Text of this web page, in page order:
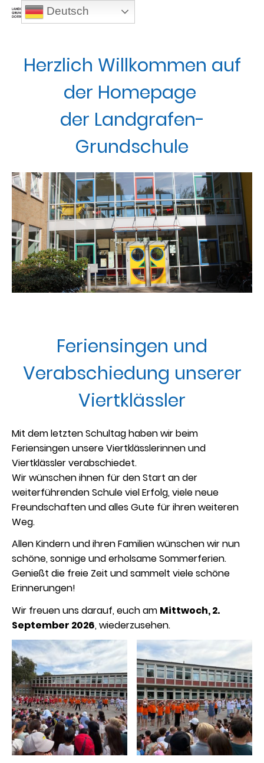
Herzlich Willkommen auf
der Homepage
der Landgrafen-
Grundschule
Feriensingen und
Verabschiedung unserer
Viertklässler
Mit dem letzten Schultag haben wir beim
Feriensingen unsere Viertklässlerinnen und
Viertklässler verabschiedet.
Wir wünschen ihnen für den Start an der
weiterführenden Schule viel Erfolg, viele neue
Freundschaften und alles Gute für ihren weiteren
Weg.
Allen Kindern und ihren Familien wünschen wir nun
schöne, sonnige und erholsame Sommerferien.
Genießt die freie Zeit und sammelt viele schöne
Erinnerungen!
Wir freuen uns darauf, euch am Mittwoch, 2.
September 2026, wiederzusehen.
Deutsch